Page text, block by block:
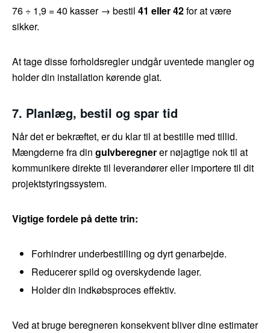
76 ÷ 1,9 = 40 kasser → bestil 41 eller 42for at være
sikker.
At tage disse forholdsregler undgår uventede mangler og
holder din installation kørende glat.
7. Planlæg, bestil og spar tid
Når det er bekræftet, er du klar til at bestille med tillid.
Mængderne fra din gulvberegnerer nøjagtige nok til at
kommunikere direkte til leverandører eller importere til dit
projektstyringssystem.
Vigtige fordele på dette trin:
Forhindrer underbestilling og dyrt genarbejde.
Reducerer spild og overskydende lager.
Holder din indkøbsproces effektiv.
Ved at bruge beregneren konsekvent bliver dine estimater